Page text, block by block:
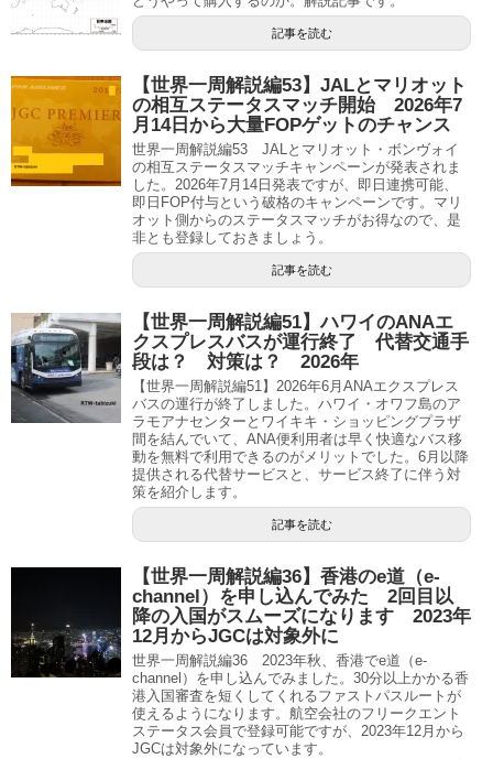
記事を読む
【世界一周解説編53】JALとマリオット
の相互ステータスマッチ開始 2026年7
月14日から大量FOPゲットのチャンス
世界一周解説編53 JALとマリオット・ボンヴォイ
の相互ステータスマッチキャンペーンが発表されま
した。2026年7月14日発表ですが、即日連携可能、
即日FOP付与という破格のキャンペーンです。マリ
オット側からのステータスマッチがお得なので、是
非とも登録しておきましょう。
記事を読む
【世界一周解説編51】ハワイのANAエ
クスプレスバスが運行終了 代替交通手
段は？ 対策は？ 2026年
【世界一周解説編51】2026年6月ANAエクスプレス
バスの運行が終了しました。ハワイ・オワフ島のア
ラモアナセンターとワイキキ・ショッピングプラザ
間を結んでいて、ANA便利用者は早く快適なバス移
動を無料で利用できるのがメリットでした。6月以降
提供される代替サービスと、サービス終了に伴う対
策を紹介します。
記事を読む
【世界一周解説編36】香港のe道（e-
channel）を申し込んでみた 2回目以
降の入国がスムーズになります 2023年
12月からJGCは対象外に
世界一周解説編36 2023年秋、香港でe道（e-
channel）を申し込んでみました。30分以上かかる香
港入国審査を短くしてくれるファストパスルートが
使えるようになります。航空会社のフリークエント
ステータス会員で登録可能ですが、2023年12月から
JGCは対象外になっています。